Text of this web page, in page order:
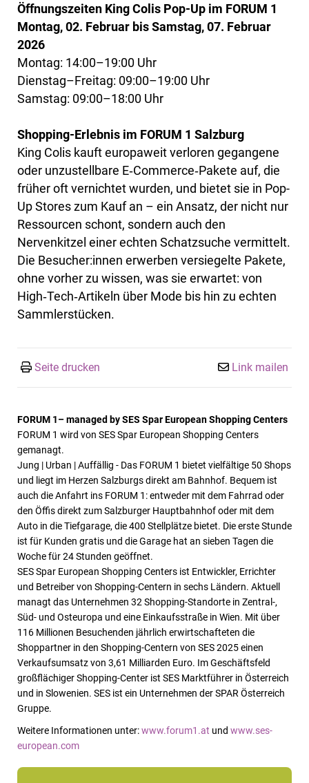
Öffnungszeiten King Colis Pop-Up im FORUM 1
Montag, 02. Februar bis Samstag, 07. Februar
2026
Montag: 14:00–19:00 Uhr
Dienstag–Freitag: 09:00–19:00 Uhr
Samstag: 09:00–18:00 Uhr
Shopping-Erlebnis im FORUM 1 Salzburg
King Colis kauft europaweit verloren gegangene
oder unzustellbare E‑Commerce‑Pakete auf, die
früher oft vernichtet wurden, und bietet sie in Pop-
Up Stores zum Kauf an – ein Ansatz, der nicht nur
Ressourcen schont, sondern auch den
Nervenkitzel einer echten Schatzsuche vermittelt.
Die Besucher:innen erwerben versiegelte Pakete,
ohne vorher zu wissen, was sie erwartet: von
High‑Tech‑Artikeln über Mode bis hin zu echten
Sammlerstücken.
Seite drucken Link mailen
FORUM 1– managed by SES Spar European Shopping Centers
FORUM 1 wird von SES Spar European Shopping Centers
gemanagt.
Jung | Urban | Auffällig - Das FORUM 1 bietet vielfältige 50 Shops
und liegt im Herzen Salzburgs direkt am Bahnhof. Bequem ist
auch die Anfahrt ins FORUM 1: entweder mit dem Fahrrad oder
den Öffis direkt zum Salzburger Hauptbahnhof oder mit dem
Auto in die Tiefgarage, die 400 Stellplätze bietet. Die erste Stunde
ist für Kunden gratis und die Garage hat an sieben Tagen die
Woche für 24 Stunden geöffnet.
SES Spar European Shopping Centers ist Entwickler, Errichter
und Betreiber von Shopping-Centern in sechs Ländern. Aktuell
managt das Unternehmen 32 Shopping-Standorte in Zentral-,
Süd- und Osteuropa und eine Einkaufsstraße in Wien. Mit über
116 Millionen Besuchenden jährlich erwirtschafteten die
Shoppartner in den Shopping-Centern von SES 2025 einen
Verkaufsumsatz von 3,61 Milliarden Euro. Im Geschäftsfeld
großflächiger Shopping-Center ist SES Marktführer in Österreich
und in Slowenien. SES ist ein Unternehmen der SPAR Österreich
Gruppe.
Weitere Informationen unter:www.forum1.at und www.ses-
european.com